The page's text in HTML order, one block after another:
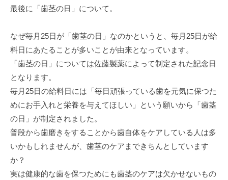
最後に「歯茎の日」について。
なぜ毎月25日が「歯茎の日」なのかというと、毎月25日が給
料日にあたることが多いことが由来となっています。
「歯茎の日」については佐藤製薬によって制定された記念日
となります。
毎月25日の給料日には「毎日頑張っている歯を元気に保つた
めにお手入れと栄養を与えてほしい」という願いから「歯茎
の日」が制定されました。
普段から歯磨きをすることから歯自体をケアしている人は多
いかもしれませんが、歯茎のケアまできちんとしています
か？
実は健康的な歯を保つためにも歯茎のケアは欠かせないもの